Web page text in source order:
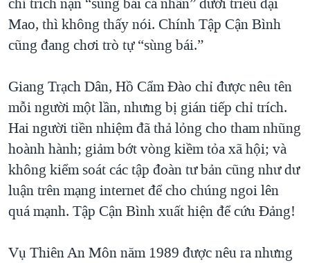
Mao, thì không thấy nói. Chính Tập Cận Bình
cũng đang chơi trò tự “sùng bái.”
Giang Trạch Dân, Hồ Cẩm Đào chỉ được nêu tên
mỗi người một lần, nhưng bị gián tiếp chỉ trích.
Hai người tiền nhiệm đã thả lỏng cho tham nhũng
hoành hành; giảm bớt vòng kiềm tỏa xã hội; và
không kiểm soát các tập đoàn tư bản cũng như dư
luận trên mạng internet để cho chúng ngoi lên
quá mạnh. Tập Cận Bình xuất hiện để cứu Đảng!
Vụ Thiên An Môn năm 1989 được nêu ra nhưng